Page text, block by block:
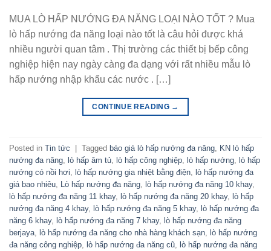
MUA LÒ HẤP NƯỚNG ĐA NĂNG LOẠI NÀO TỐT ? Mua
lò hấp nướng đa năng loại nào tốt là câu hỏi được khá
nhiều người quan tâm . Thị trường các thiết bị bếp công
nghiệp hiện nay ngày càng đa dạng với rất nhiều mẫu lò
hấp nướng nhập khẩu các nước . […]
CONTINUE READING →
Posted in Tin tức Tagged báo giá lò hấp nướng đa năng
KN lò hấp
nướng đa năng
lò hấp âm tủ lò hấp công nghiệp lò hấp nướng
lò hấp
nướng có nồi hơi
lò hấp nướng gia nhiệt bằng điện
lò hấp nướng đa
giá bao nhiêu
Lò hấp nướng đa năng lò hấp nướng đa năng 10 khay,
lò hấp nướng đa năng 11 khay, lò hấp nướng đa năng 20 khay,
lò hấp
nướng đa năng 4 khay, lò hấp nướng đa năng 5 khay,
lò hấp nướng đa
năng 6 khay, lò hấp nướng đa năng 7 khay,
lò hấp nướng đa năng
berjaya
lò hấp nướng đa năng cho nhà hàng khách sạn
lò hấp nướng
đa năng công nghiệp
lò hấp nướng đa năng cũ
lò hấp nướng đa năng